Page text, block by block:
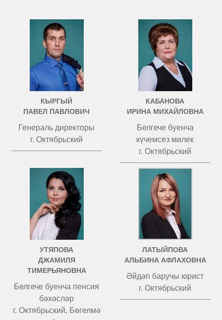
КЫРГЫЙ
ПАВЕЛ ПАВЛОВИЧ
Генераль директоры
г. Октябрьский
КАБАНОВА
ИРИНА МИХАЙЛОВНА
Белгече буенча
күчемсез милек
г. Октябрьский
УТЯПОВА
ДЖАМИЛЯ
ТИМЕРЬЯНОВНА
Белгече буенча пенсия
бәхәсләр
г. Октябрьский, Бөгелмә
ЛАТЫЙПОВА
АЛЬБИНА АФЛАХОВНА
Әйдәп баручы юрист
г. Октябрьский